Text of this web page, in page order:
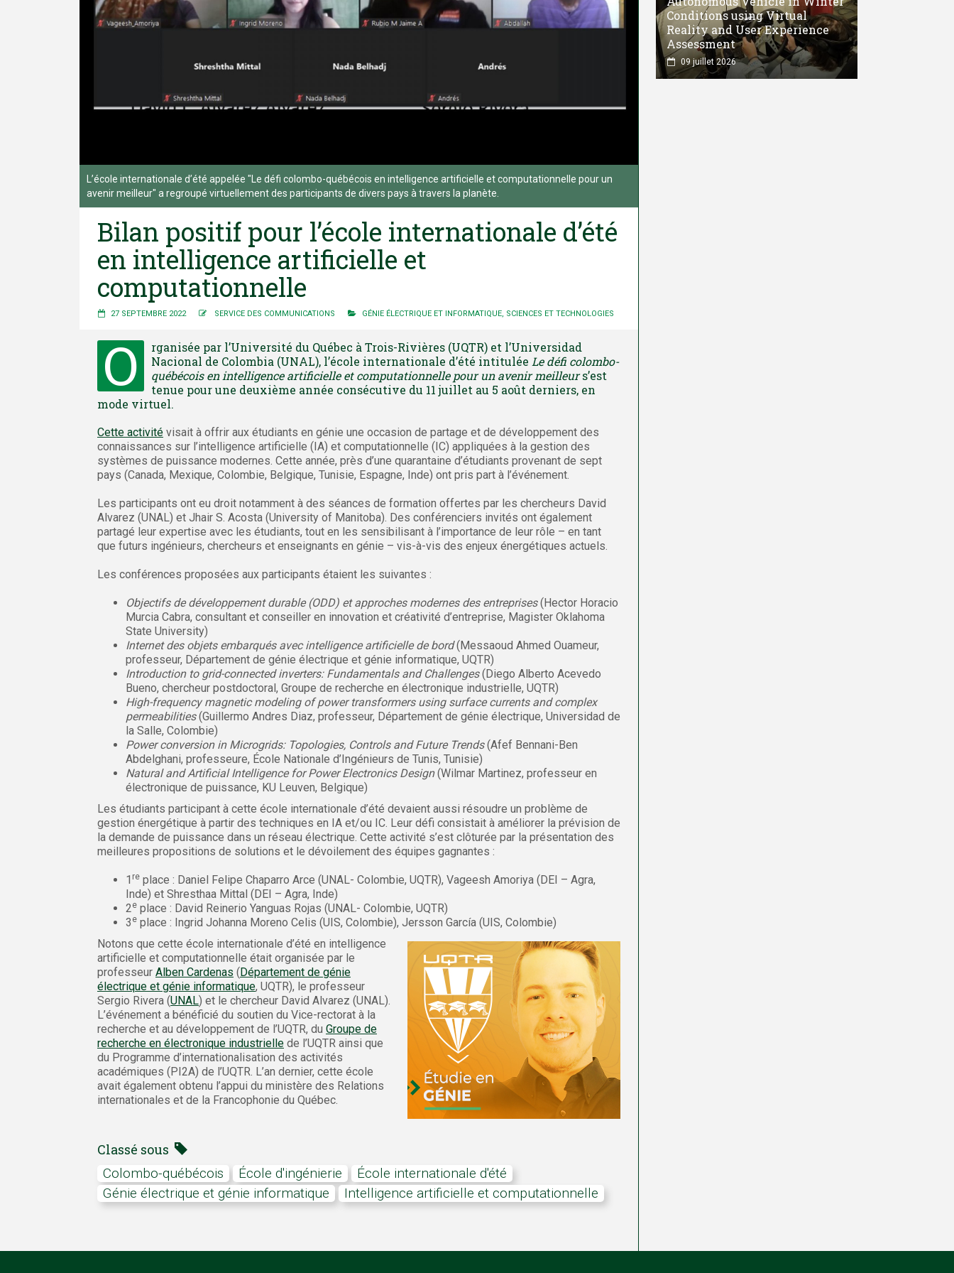
L’école internationale d’été appelée "Le défi colombo-québécois en intelligence artificielle et computationnelle pour un
avenir meilleur" a regroupé virtuellement des participants de divers pays à travers la planète.
Bilan positif pour l’école internationale d’été
en intelligence artificielle et
computationnelle
27 SEPTEMBRE 2022 SERVICE DES COMMUNICATIONS GÉNIE ÉLECTRIQUE ET INFORMATIQUE, SCIENCES ET TECHNOLOGIES
O
rganisée par l’Université du Québec à Trois-Rivières (UQTR) et l’Universidad
Nacional de Colombia (UNAL), l’école internationale d’été intitulée Le défi colombo-
québécois en intelligence artificielle et computationnelle pour un avenir meilleurs’est
tenue pour une deuxième année consécutive du 11 juillet au 5 août derniers, en
mode virtuel.
Cette activité visait à offrir aux étudiants en génie une occasion de partage et de développement des
connaissances sur l’intelligence artificielle (IA) et computationnelle (IC) appliquées à la gestion des
systèmes de puissance modernes. Cette année, près d’une quarantaine d’étudiants provenant de sept
pays (Canada, Mexique, Colombie, Belgique, Tunisie, Espagne, Inde) ont pris part à l’événement.
Les participants ont eu droit notamment à des séances de formation offertes par les chercheurs David
Alvarez (UNAL) et Jhair S. Acosta (University of Manitoba). Des conférenciers invités ont également
partagé leur expertise avec les étudiants, tout en les sensibilisant à l’importance de leur rôle – en tant
que futurs ingénieurs, chercheurs et enseignants en génie – vis-à-vis des enjeux énergétiques actuels.
Les conférences proposées aux participants étaient les suivantes :
Objectifs de développement durable (ODD) et approches modernes des entreprises(Hector Horacio
Murcia Cabra, consultant et conseiller en innovation et créativité d’entreprise, Magister Oklahoma
State University)
Internet des objets embarqués avec intelligence artificielle de bord(Messaoud Ahmed Ouameur,
professeur, Département de génie électrique et génie informatique, UQTR)
Introduction to grid-connected inverters: Fundamentals and Challenges(Diego Alberto Acevedo
Bueno, chercheur postdoctoral, Groupe de recherche en électronique industrielle, UQTR)
High-frequency magnetic modeling of power transformers using surface currents and complex
permeabilities(Guillermo Andres Diaz, professeur, Département de génie électrique, Universidad de
la Salle, Colombie)
Power conversion in Microgrids: Topologies, Controls and Future Trends(Afef Bennani-Ben
Abdelghani, professeure, École Nationale d’Ingénieurs de Tunis, Tunisie)
Natural and Artificial Intelligence for Power Electronics Design(Wilmar Martinez, professeur en
électronique de puissance, KU Leuven, Belgique)
Les étudiants participant à cette école internationale d’été devaient aussi résoudre un problème de
gestion énergétique à partir des techniques en IA et/ou IC. Leur défi consistait à améliorer la prévision de
la demande de puissance dans un réseau électrique. Cette activité s’est clôturée par la présentation des
meilleures propositions de solutions et le dévoilement des équipes gagnantes :
1 re place : Daniel Felipe Chaparro Arce (UNAL- Colombie, UQTR), Vageesh Amoriya (DEI – Agra,
Inde) et Shresthaa Mittal (DEI – Agra, Inde)
2e place : David Reinerio Yanguas Rojas (UNAL- Colombie, UQTR)
3 e place : Ingrid Johanna Moreno Celis (UIS, Colombie), Jersson García (UIS, Colombie)
Notons que cette école internationale d’été en intelligence
artificielle et computationnelle était organisée par le
professeur Alben Cardenas ( Département de génie
électrique et génie informatique, UQTR), le professeur
Sergio Rivera (UNAL) et le chercheur David Alvarez (UNAL).
L’événement a bénéficié du soutien du Vice-rectorat à la
recherche et au développement de l’UQTR, du Groupe de
recherche en électronique industrielle de l’UQTR ainsi que
du Programme d’internationalisation des activités
académiques (PI2A) de l’UQTR. L’an dernier, cette école
avait également obtenu l’appui du ministère des Relations
internationales et de la Francophonie du Québec.
Classé sous
colombo-québécois École d'ingénierie
École internationale d'été
génie électrique et génie informatique
intelligence artificielle et computationnelle
Conditions using Virtual
Reality and User Experience
Assessment
09 juillet 2026